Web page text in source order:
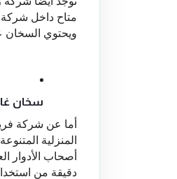
ويحتوي السخان
سخان
دقيقة من